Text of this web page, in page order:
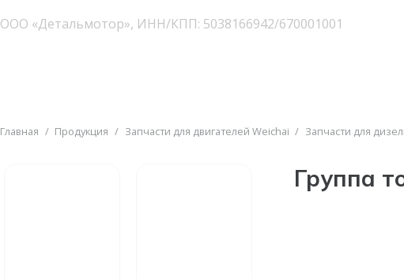
ООО «Детальмотор», ИНН/КПП: 5038166942/670001001
Главная / Продукция / Запчасти для двигателей Weichai / Запчасти для
Группа